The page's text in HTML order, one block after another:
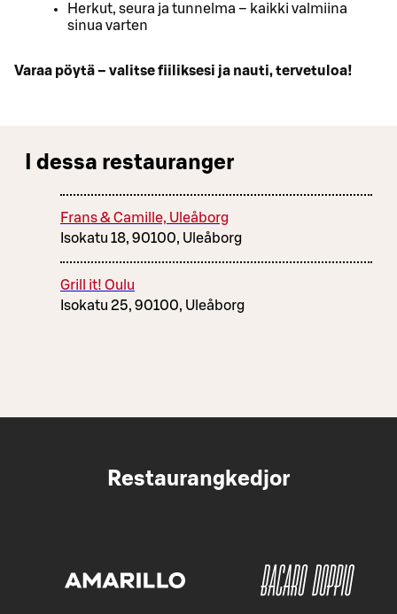
Herkut, seura ja tunnelma – kaikki valmiina
sinua varten
Varaa pöytä – valitse fiiliksesi ja nauti, tervetuloa!
I dessa restauranger
Frans & Camille, Uleåborg
Isokatu 18, 90100, Uleåborg
Grill it! Oulu
Isokatu 25, 90100, Uleåborg
Restaurangkedjor